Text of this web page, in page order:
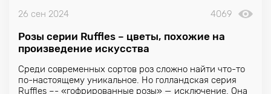
26 сен 2024 4069
Розы серии Ruffles – цветы, похожие на
произведение искусства
Среди современных сортов роз сложно найти что-то
по-настоящему уникальное. Но голландская серия
Ruffles –- «гофрированные розы» — исключение. Она